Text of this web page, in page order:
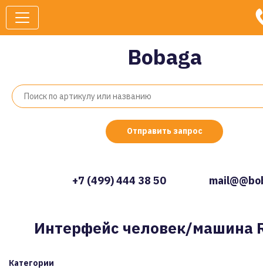
Bobaga
Отправить запрос
+7 (499) 444 38 50
Интерфейс человек/машина
Категории